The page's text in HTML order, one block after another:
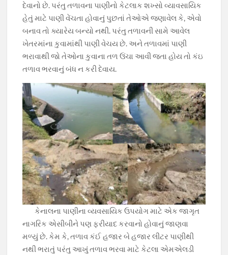
દેવાનો છે. પરંતુ તળાવના પાણીનો કેટલાક શખ્સો વ્યાવસાયિક
હેતું માટે પાણી વેંચતા હોવાનું પુછતાં તેઓએ જણાવેલ કે, એવો
બનાવ તો ક્યારેય બન્યો નથી. પરંતુ તળાવની સામે આવેલ
ખેતરમાંના કુવામાંથી પાણી વેચય છે. અને તળાવમાં પાણી
ભરાવાથી જો તેઓના કુવાના તળ ઉંચા આવી જતા હોય તો કંઇ
તળાવ ભરવાનું બંધ ન કરી દેવાય.
કેનાલના પાણીના વ્યવસાયિક ઉપયોગ માટે એક જાગૃત
નાગરિક એસીબીને પણ ફરીયાદ કરવાનો હોવાનું જાણવા
મળ્યું છે. કેમ કે, તળાવ કંઈ હજાર બે હજાર લીટર પાણીથી
નથી ભરાતું પરંતુ આખું તળાવ ભરવા માટે કેટલા એમએલડી